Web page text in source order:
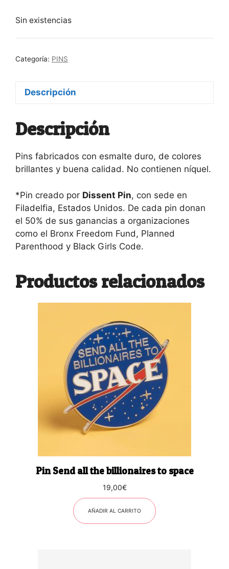
Sin existencias
Categoría: PINS
Descripción
Descripción
Pins fabricados con esmalte duro, de colores
brillantes y buena calidad. No contienen níquel.
*Pin creado por Dissent Pin, con sede en
Filadelfia, Estados Unidos. De cada pin donan
el 50% de sus ganancias a organizaciones
como el Bronx Freedom Fund, Planned
Parenthood y Black Girls Code.
Productos relacionados
Pin Send all the billionaires to space
19,00€
AÑADIR AL CARRITO